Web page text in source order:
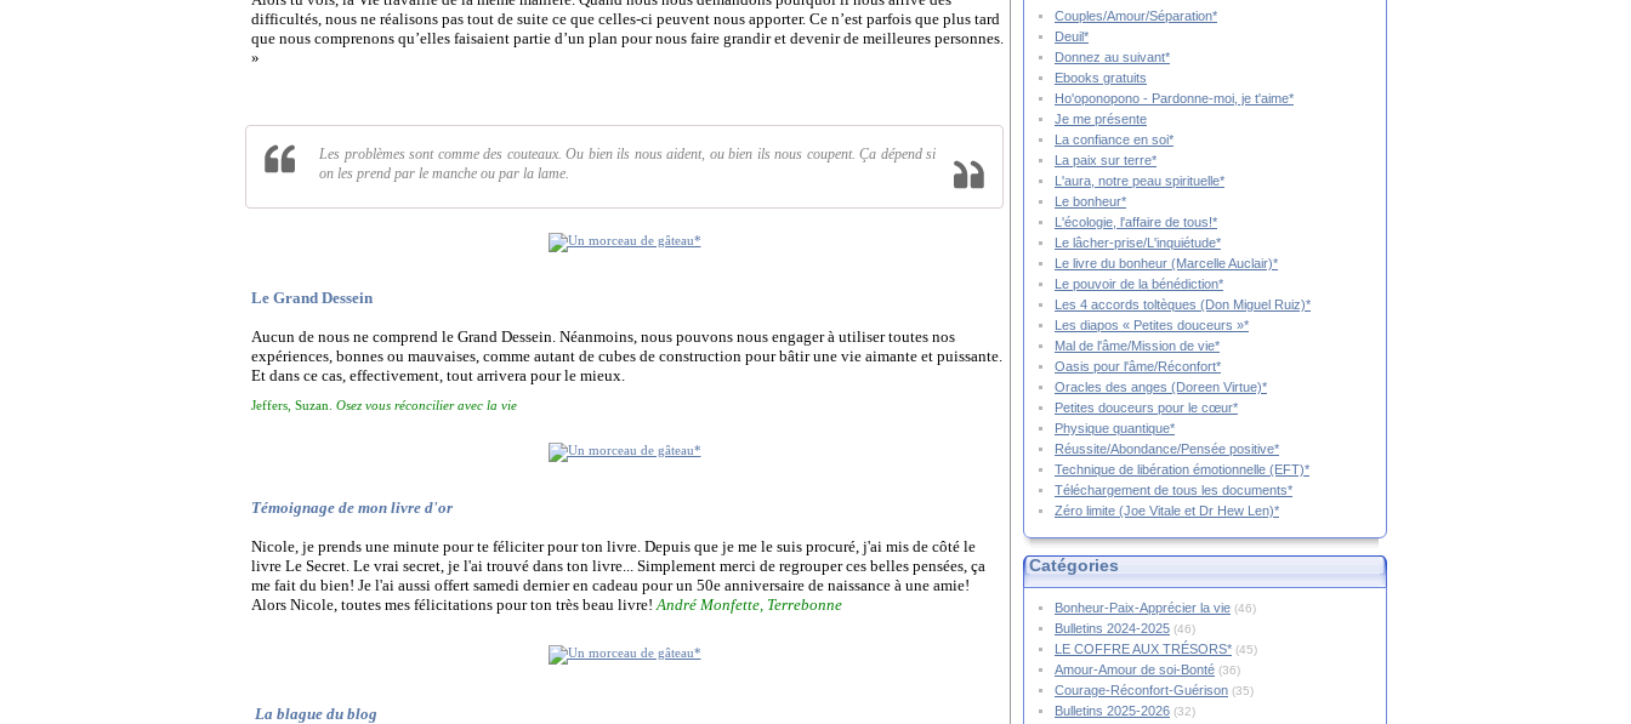
difficultés, nous ne réalisons pas tout de suite ce que celles-ci peuvent nous apporter. Ce n’est parfois que plus tard
que nous comprenons qu’elles faisaient partie d’un plan pour nous faire grandir et devenir de meilleures personnes.
»
Les problèmes sont comme des couteaux. Ou bien ils nous aident, ou bien ils nous coupent. Ça dépend si
on les prend par le manche ou par la lame.
Le Grand Dessein
Aucun de nous ne comprend le Grand Dessein. Néanmoins, nous pouvons nous engager à utiliser toutes nos
expériences, bonnes ou mauvaises, comme autant de cubes de construction pour bâtir une vie aimante et puissante.
Et dans ce cas, effectivement, tout arrivera pour le mieux.
Jeffers, Suzan. Osez vous réconcilier avec la vie
Témoignage de mon livre d'or
Nicole, je prends une minute pour te féliciter pour ton livre. Depuis que je me le suis procuré, j'ai mis de côté le
livre Le Secret. Le vrai secret, je l'ai trouvé dans ton livre... Simplement merci de regrouper ces belles pensées, ça
me fait du bien! Je l'ai aussi offert samedi dernier en cadeau pour un 50e anniversaire de naissance à une amie!
Alors Nicole, toutes mes félicitations pour ton très beau livre! André Monfette , Terrebonne
La blague du blog
Couples/Amour/Séparation*
Deuil*
Donnez au suivant*
Ebooks gratuits
Ho'oponopono - Pardonne-moi, je t'aime*
Je me présente
La confiance en soi*
La paix sur terre*
L'aura, notre peau spirituelle*
Le bonheur*
L'écologie, l'affaire de tous!*
Le lâcher-prise/L'inquiétude*
Le livre du bonheur (Marcelle Auclair)*
Le pouvoir de la bénédiction*
Les 4 accords toltèques (Don Miguel Ruiz)*
Les diapos « Petites douceurs »*
Mal de l'âme/Mission de vie*
Oasis pour l'âme/Réconfort*
Oracles des anges (Doreen Virtue)*
Petites douceurs pour le cœur*
Physique quantique*
Réussite/Abondance/Pensée positive*
Technique de libération émotionnelle (EFT)*
Téléchargement de tous les documents*
Zéro limite (Joe Vitale et Dr Hew Len)*
Catégories
Bonheur-Paix-Apprécier la vie (46)
Bulletins 2024-2025 (46)
LE COFFRE AUX TRÉSORS* (45)
Amour-Amour de soi-Bonté (36)
Courage-Réconfort-Guérison (35)
Bulletins 2025-2026 (32)